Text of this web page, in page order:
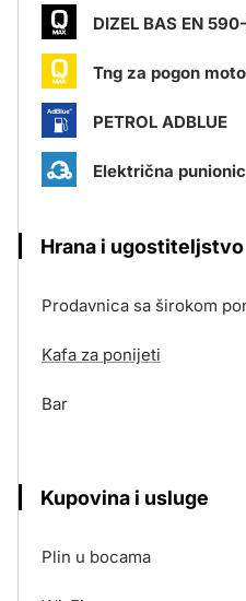
DIZEL BAS EN
Tng za pogon
PETROL ADBLUE
Električna
Hrana i ugostiteljstvo
Prodavnica sa širokom
Kafa za ponijeti
Bar
Kupovina i usluge
Plin u bocama